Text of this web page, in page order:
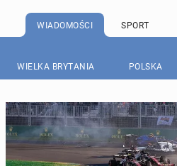
WIADOMOŚCI SPORT
WIELKA BRYTANIA POLSKA